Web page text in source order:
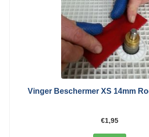
Vinger Beschermer XS 14mm
€1,95